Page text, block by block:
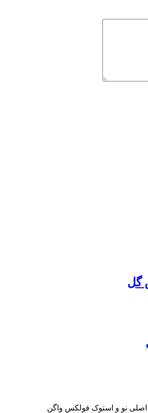
اصلی نو و استوک فولکس واگن